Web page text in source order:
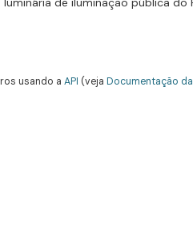
usando a API (veja Documentação da